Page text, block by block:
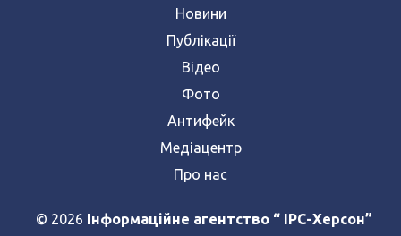
Новини
Публікації
Відео
Фото
Антифейк
Медіацентр
Про нас
© 2026 Інформаційне агентство “ IPC-Херсон”